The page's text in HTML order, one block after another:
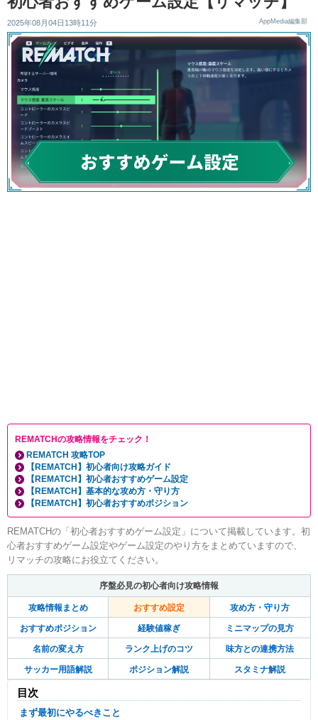
2025年08月04日13時11分 AppMedia編集部
REMATCHの攻略情報をチェック！
REMATCH 攻略TOP
【REMATCH】初心者向け攻略ガイド
【REMATCH】初心者おすすめゲーム設定
【REMATCH】基本的な攻め方・守り方
【REMATCH】初心者おすすめポジション
REMATCHの「初心者おすすめゲーム設定」について掲載しています。初
心者おすすめゲーム設定やゲーム設定のやり方をまとめていますので、
リマッチの攻略にお役立てください。
序盤必見の初心者向け攻略情報
攻略情報まとめ おすすめ設定 攻め方・守り方
おすすめポジション 経験値稼ぎ ミニマップの見方
名前の変え方 ランク上げのコツ 味方との連携方法
サッカー用語解説 ポジション解説 スタミナ解説
目次
まず最初にやるべきこと